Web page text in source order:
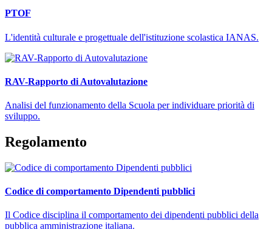
PTOF
L'identità culturale e progettuale dell'istituzione scolastica IANAS.
RAV-Rapporto di Autovalutazione
Analisi del funzionamento della Scuola per individuare priorità di
sviluppo.
Regolamento
Codice di comportamento Dipendenti pubblici
Il Codice disciplina il comportamento dei dipendenti pubblici della
pubblica amministrazione italiana.